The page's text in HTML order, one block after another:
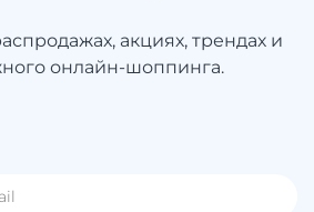
акциях, трендах и
онлайн-шоппинга.